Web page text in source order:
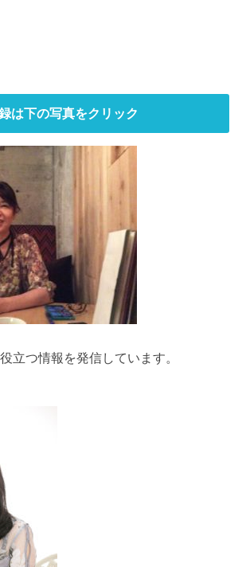
は下の写真をクリック
立つ情報を発信しています。